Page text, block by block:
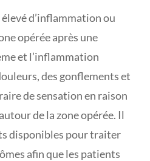
d’inflammation ou
opérée après une
et l’inflammation
des gonflements et
de sensation en raison
de la zone opérée. Il
disponibles pour traiter
afin que les patients